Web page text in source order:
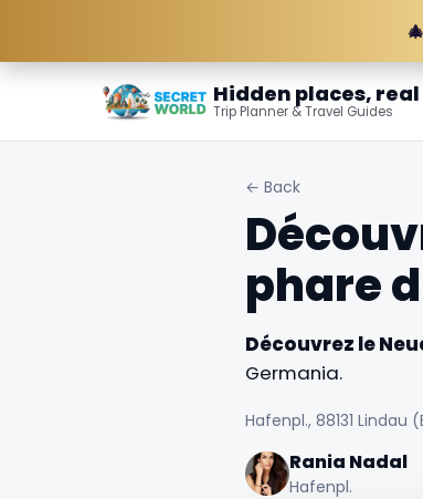
Hidden places,
Trip Planner & Travel Guides
← Back
phare
Découvrez le
Germania.
Hafenpl., 88131
Rania Nadal
Hafenpl.